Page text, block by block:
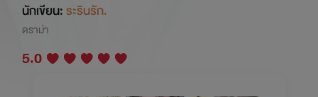
นักเขียน:ระรินรัก.
ดราม่า
5.0